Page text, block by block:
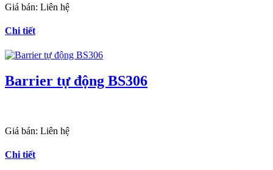
Giá bán: Liên hệ
Chi tiết
Barrier tự động BS306
Giá bán: Liên hệ
Chi tiết